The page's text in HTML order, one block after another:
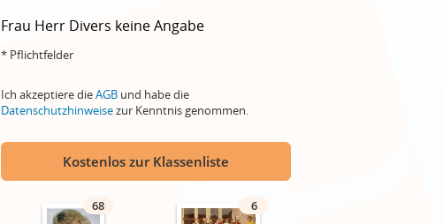
Frau Herr Divers keine Angabe
* Pflichtfelder
Ich akzeptiere dieAGB und habe die
Datenschutzhinweisezur Kenntnis genommen.
Kostenlos zur Klassenliste
68 6